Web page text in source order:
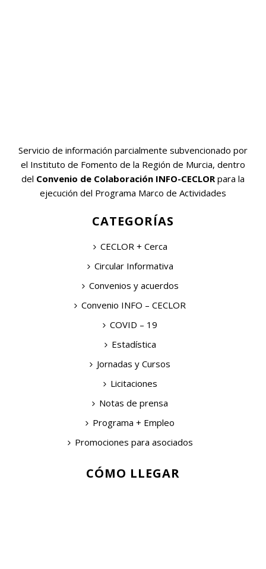
Servicio de información parcialmente subvencionado por
el Instituto de Fomento de la Región de Murcia, dentro
del Convenio de Colaboración INFO-CECLOR para la
ejecución del Programa Marco de Actividades
CATEGORÍAS
CECLOR + Cerca
Circular Informativa
Convenios y acuerdos
Convenio INFO – CECLOR
COVID – 19
Estadística
Jornadas y Cursos
Licitaciones
Notas de prensa
Programa + Empleo
Promociones para asociados
CÓMO LLEGAR